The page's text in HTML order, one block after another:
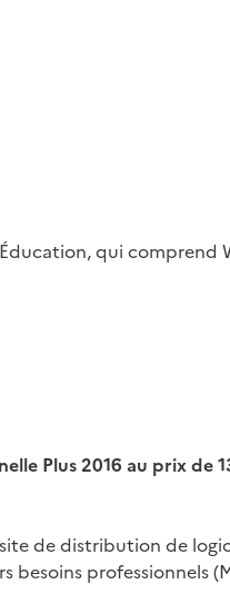
qui comprend
Plus 2016 au prix de
de distribution de
professionnels